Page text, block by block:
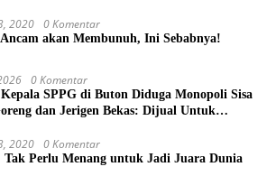
2020 0 Komentar
akan Membunuh, Ini Sebabnya!
0 Komentar
SPPG di Buton Diduga Monopoli Sisa
dan Jerigen Bekas: Dijual Untuk
2020 0 Komentar
Tak Perlu Menang untuk Jadi Juara Dunia